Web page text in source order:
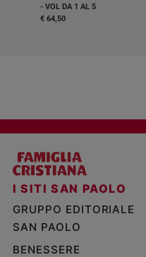
- VOL DA 1 AL 5
€ 64,50
I SITI SAN PAOLO
GRUPPO EDITORIALE
SAN PAOLO
BENESSERE